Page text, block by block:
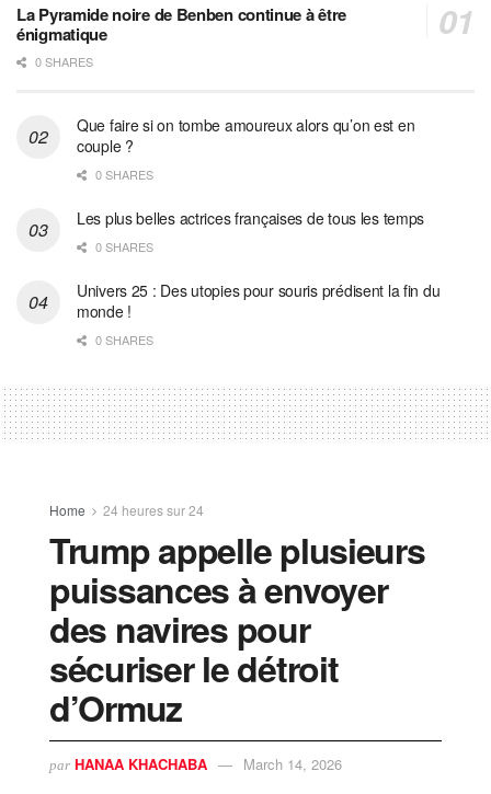
La Pyramide noire de Benben continue à être
énigmatique
0 SHARES
Que faire si on tombe amoureux alors qu’on est en
couple ?
0 SHARES
Les plus belles actrices françaises de tous les temps
0 SHARES
Univers 25 : Des utopies pour souris prédisent la fin du
monde !
0 SHARES
Home 24 heures sur 24
Trump appelle plusieurs
puissances à envoyer
des navires pour
sécuriser le détroit
d’Ormuz
par HANAA KHACHABA March 14, 2026